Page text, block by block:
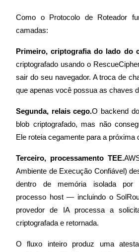
Bloqueios de BTR
Investimentos exclusivos para
Serviço de empréstimo apoiado por
Como o Protocolo de Roteador
camadas:
Primeiro, criptografia do lado do
criptografado usando o
sair do seu navegador. A troca de
que apenas você possua as chaves
Segunda, relais cego.O backend
blob criptografado, mas não
Ele roteia cegamente para a próxima
Terceiro, processamento TEE.
Ambiente de Execução Confiável)
dentro de memória isolada por
processo host — incluindo o
provedor de IA processa a
criptografada e retornada.
O fluxo inteiro produz uma